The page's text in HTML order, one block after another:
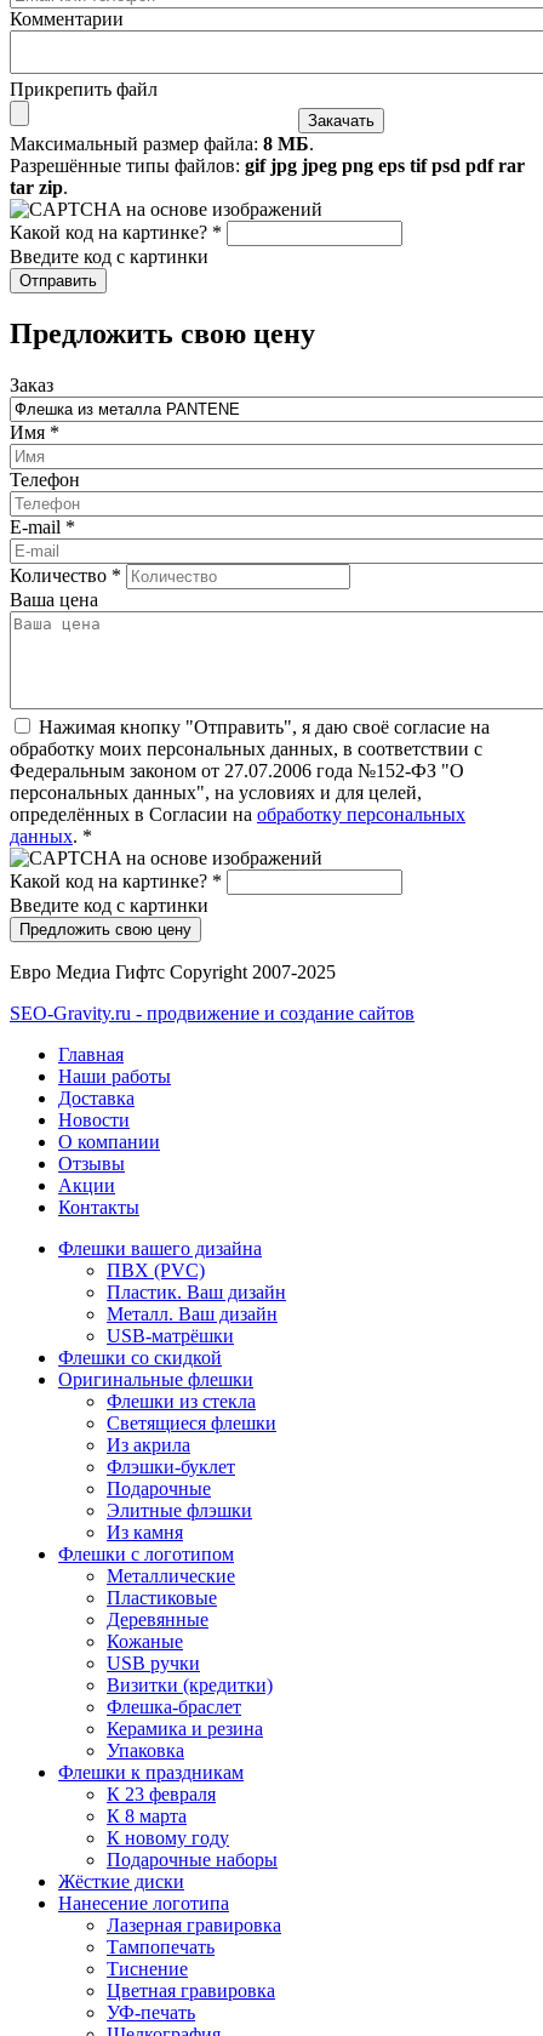
Комментарии
Прикрепить файл
Максимальный размер файла: 8 МБ.
Разрешённые типы файлов: gif jpg jpeg png eps tif psd pdf rar
tar zip.
Какой код на картинке? *
Введите код с картинки
​Предложить свою цену
Заказ
Имя *
Телефон
E-mail *
Количество *
Ваша цена
Нажимая кнопку "Отправить", я даю своё согласие на
обработку моих персональных данных, в соответствии с
Федеральным законом от 27.07.2006 года №152-ФЗ "О
персональных данных", на условиях и для целей,
определённых в Согласии на обработку персональных
данных. *
Какой код на картинке? *
Введите код с картинки
Евро Медиа Гифтс Copyright 2007-2025
SEO-Gravity.ru - продвижение и создание сайтов
Главная
Наши работы
Доставка
Новости
О компании
Отзывы
Акции
Контакты
Флешки вашего дизайна
ПВХ (PVC)
Пластик. Ваш дизайн
Металл. Ваш дизайн
USB-матрёшки
Флешки со скидкой
Оригинальные флешки
Флешки из стекла
Светящиеся флешки
Из акрила
Флэшки-буклет
Подарочные
Элитные флэшки
Из камня
Флешки с логотипом
Металлические
Пластиковые
Деревянные
Кожаные
USB ручки
Визитки (кредитки)
Флешка-браслет
Керамика и резина
Упаковка
Флешки к праздникам
К 23 февраля
К 8 марта
К новому году
Подарочные наборы
Жёсткие диски
Нанесение логотипа
Лазерная гравировка
Тампопечать
Тиснение
Цветная гравировка
УФ-печать